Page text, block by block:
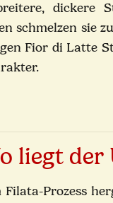
dickere
schmelzen sie
Fior di Latte
liegt der
Prozess